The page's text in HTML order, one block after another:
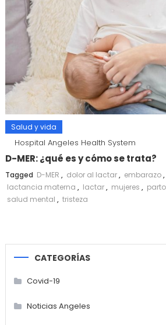
Salud y vida
Hospital Angeles Health System
D-MER: ¿qué es y cómo se trata?
Tagged D-MER , dolor al lactar, embarazo,
lactancia materna , lactar, mujeres , parto
salud mental , tristeza
CATEGORÍAS
Covid-19
Noticias Angeles